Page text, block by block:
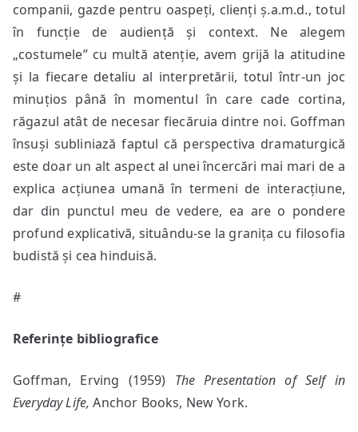
companii, gazde pentru oaspeți, clienți ș.a.m.d., totul
în funcție de audiență și context. Ne alegem
„costumele” cu multă atenție, avem grijă la atitudine
și la fiecare detaliu al interpretării, totul într-un joc
minuțios până în momentul în care cade cortina,
răgazul atât de necesar fiecăruia dintre noi. Goffman
însuși subliniază faptul că perspectiva dramaturgică
este doar un alt aspect al unei încercări mai mari de a
explica acțiunea umană în termeni de interacțiune,
dar din punctul meu de vedere, ea are o pondere
profund explicativă, situându-se la granița cu filosofia
budistă și cea hinduisă.
#
Referințe bibliografice
Goffman, Erving (1959) The Presentation of Self in
Everyday Life,Anchor Books, New York.